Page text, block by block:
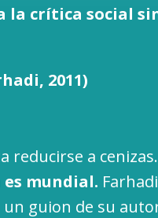
la crítica social
2011)
reducirse a cenizas.
mundial.
guion de su